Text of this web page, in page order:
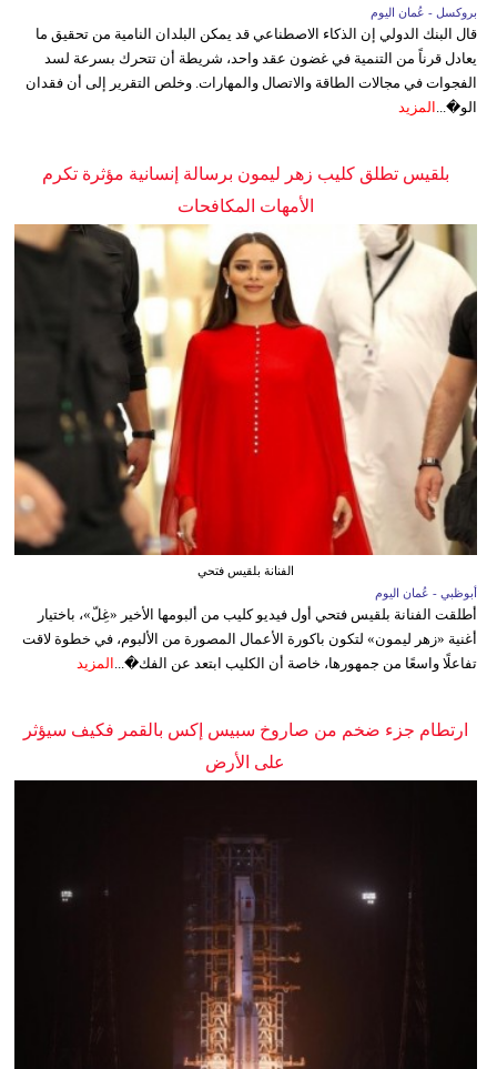
بروكسل - عُمان اليوم
قال البنك الدولي إن الذكاء الاصطناعي قد يمكن البلدان النامية من تحقيق ما
يعادل قرناً من التنمية في غضون عقد واحد، شريطة أن تتحرك بسرعة لسد
الفجوات في مجالات الطاقة والاتصال والمهارات. وخلص التقرير إلى أن فقدان
الو�...
المزيد
بلقيس تطلق كليب زهر ليمون برسالة إنسانية مؤثرة تكرم
الأمهات المكافحات
الفنانة بلقيس فتحي
أبوظبي - عُمان اليوم
أطلقت الفنانة بلقيس فتحي أول فيديو كليب من ألبومها الأخير «غِلّ»، باختيار
أغنية «زهر ليمون» لتكون باكورة الأعمال المصورة من الألبوم، في خطوة لاقت
تفاعلًا واسعًا من جمهورها، خاصة أن الكليب ابتعد عن الفك�... المزيد
ارتطام جزء ضخم من صاروخ سبيس إكس بالقمر فكيف سيؤثر
على الأرض